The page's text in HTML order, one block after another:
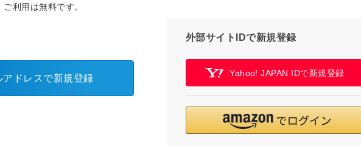
利用は無料です。
アドレスで新規登録
外部サイトIDで新規登録
Yahoo! JAPAN IDで新規登録